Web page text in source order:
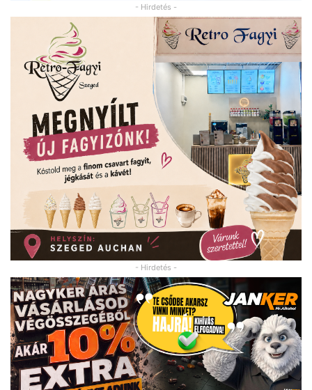
- Hirdetés -
- Hirdetés -